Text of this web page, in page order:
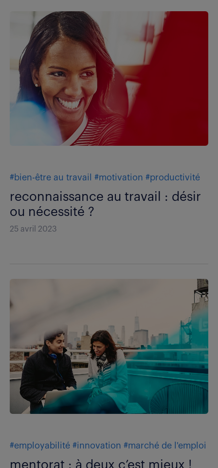
#bien-être au travail #motivation #productivité
reconnaissance au travail : désir
ou nécessité ?
25 avril 2023
#employabilité #innovation #marché de l'emploi
mentorat : à deux c’est mieux !